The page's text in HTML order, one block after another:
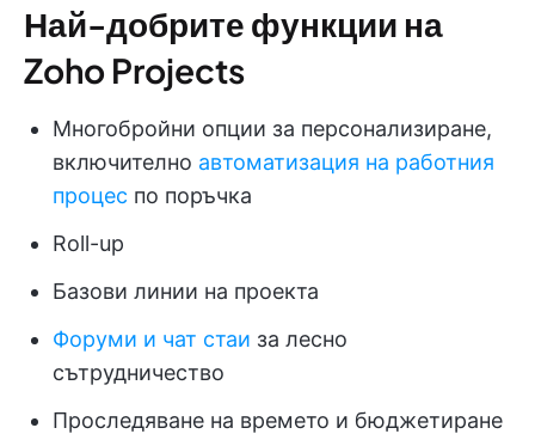
Най-добрите функции на
Zoho Projects
Многобройни опции за персонализиране,
включително автоматизация на работния
процес по поръчка
Roll-up
Базови линии на проекта
Форуми и чат стаи за лесно
сътрудничество
Проследяване на времето и бюджетиране